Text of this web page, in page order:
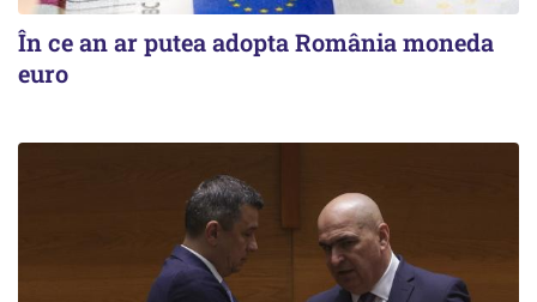
În ce an ar putea adopta România moneda
euro